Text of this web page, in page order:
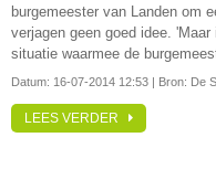
burgemeester van Landen om
verjagen geen goed idee.
situatie waarmee de
Datum: 16-07-2014 12:53 | Bron: De
LEES VERDER